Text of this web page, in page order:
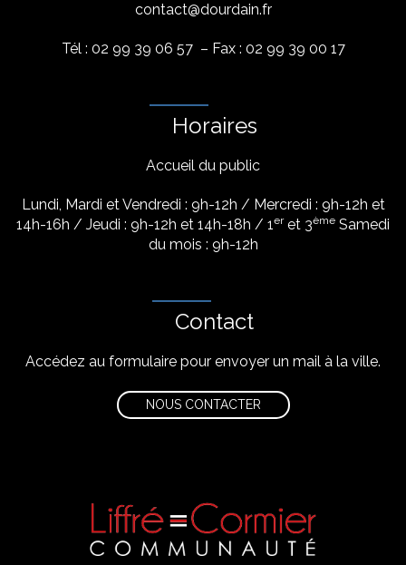
contact@dourdain.fr
Tél : 02 99 39 06 57 – Fax : 02 99 39 00 17
Horaires
Accueil du public
Lundi, Mardi et Vendredi : 9h-12h / Mercredi : 9h-12h et
14h-16h / Jeudi : 9h-12h et 14h-18h / 1eret 3ème Samedi
du mois : 9h-12h
Contact
Accédez au formulaire pour envoyer un mail à la ville.
NOUS CONTACTER